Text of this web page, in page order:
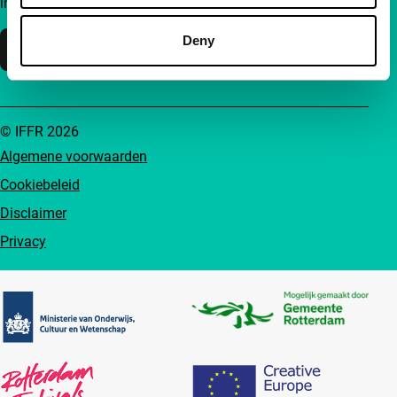
Deny
Algemene voorwaarden
Cookiebeleid
Disclaimer
Privacy
© IFFR 2026